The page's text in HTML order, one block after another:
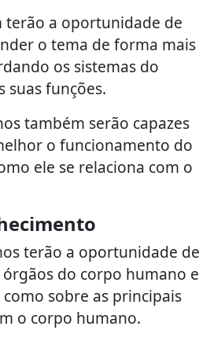
terão a oportunidade de
o tema de forma mais
os sistemas do
suas funções.
também serão capazes
o funcionamento do
ele se relaciona com o
terão a oportunidade de
do corpo humano e
sobre as principais
o corpo humano.